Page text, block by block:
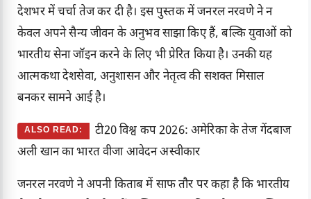
देशभर में चर्चा तेज कर दी है। इस पुस्तक में जनरल नरवणे ने न
केवल अपने सैन्य जीवन के अनुभव साझा किए हैं, बल्कि युवाओं को
भारतीय सेना जॉइन करने के लिए भी प्रेरित किया है। उनकी यह
आत्मकथा देशसेवा, अनुशासन और नेतृत्व की सशक्त मिसाल
बनकर सामने आई है।
ALSO READ:
टी20 विश्व कप 2026: अमेरिका के तेज गेंदबाज
अली खान का भारत वीजा आवेदन अस्वीकार
जनरल नरवणे ने अपनी किताब में साफ तौर पर कहा है कि भारतीय